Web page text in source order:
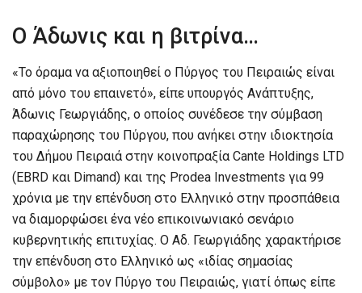
Ο Άδωνις και η βιτρίνα…
«Το όραμα να αξιοποιηθεί ο Πύργος του Πειραιώς είναι
από μόνο του επαινετό», είπε υπουργός Ανάπτυξης,
Άδωνις Γεωργιάδης, ο οποίος συνέδεσε την σύμβαση
παραχώρησης του Πύργου, που ανήκει στην ιδιοκτησία
του Δήμου Πειραιά στην κοινοπραξία Cante Holdings LTD
(EBRD και Dimand) και της Prodea Investments για 99
χρόνια με την επένδυση στο Ελληνικό στην προσπάθεια
να διαμορφώσει ένα νέο επικοινωνιακό σενάριο
κυβερνητικής επιτυχίας. Ο Αδ. Γεωργιάδης χαρακτήρισε
την επένδυση στο Ελληνικό ως «ιδίας σημασίας
σύμβολο» με τον Πύργο του Πειραιώς, γιατί όπως είπε